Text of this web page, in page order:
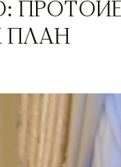
ПЛАН